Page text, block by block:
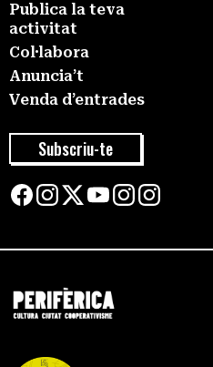
Publica la teva
activitat
Col·labora
Anuncia’t
Venda d’entrades
Subscriu-te